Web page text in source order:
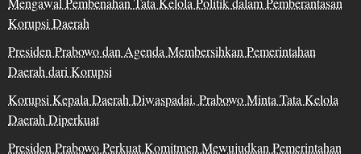
Korupsi Daerah
Presiden Prabowo dan Agenda Membersihkan Pemerintahan
Daerah dari Korupsi
Korupsi Kepala Daerah Diwaspadai, Prabowo Minta Tata Kelola
Daerah Diperkuat
Presiden Prabowo Perkuat Komitmen Mewujudkan Pemerintahan